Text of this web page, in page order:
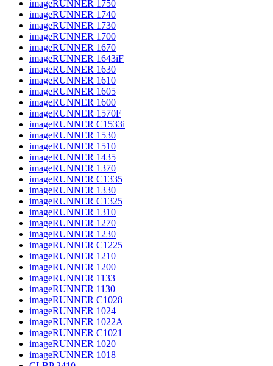
imageRUNNER 1750
imageRUNNER 1740
imageRUNNER 1730
imageRUNNER 1700
imageRUNNER 1670
imageRUNNER 1643iF
imageRUNNER 1630
imageRUNNER 1610
imageRUNNER 1605
imageRUNNER 1600
imageRUNNER 1570F
imageRUNNER C1533i
imageRUNNER 1530
imageRUNNER 1510
imageRUNNER 1435
imageRUNNER 1370
imageRUNNER C1335
imageRUNNER 1330
imageRUNNER C1325
imageRUNNER 1310
imageRUNNER 1270
imageRUNNER 1230
imageRUNNER C1225
imageRUNNER 1210
imageRUNNER 1200
imageRUNNER 1133
imageRUNNER 1130
imageRUNNER C1028
imageRUNNER 1024
imageRUNNER 1022A
imageRUNNER C1021
imageRUNNER 1020
imageRUNNER 1018